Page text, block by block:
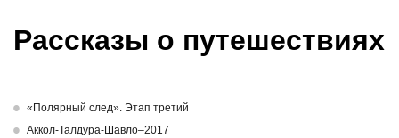
Рассказы о путешествиях
«Полярный след». Этап третий
Аккол-Талдура-Шавло–2017